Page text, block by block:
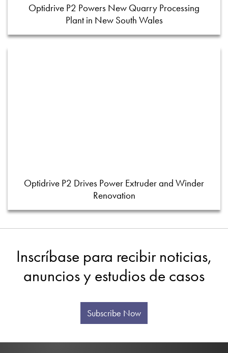
Optidrive P2 Powers New Quarry Processing
Plant in New South Wales
Optidrive P2 Drives Power Extruder and Winder
Renovation
Inscríbase para recibir noticias,
anuncios y estudios de casos
Subscribe Now